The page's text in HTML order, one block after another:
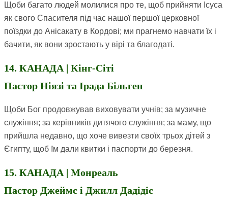
Щоби багато людей молилися про те, щоб прийняти Ісуса
як свого Спасителя під час нашої першої церковної
поїздки до Анісакату в Кордові; ми прагнемо навчати їх і
бачити, як вони зростають у вірі та благодаті.
14. КАНАДА | Кінг-Сіті
Пастор Ніязі та Ірада Більген
Щоби Бог продовжував виховувати учнів; за музичне
служіння; за керівників дитячого служіння; за маму, що
прийшла недавно, що хоче вивезти своїх трьох дітей з
Єгипту, щоб їм дали квитки і паспорти до березня.
15. КАНАДА | Монреаль
Пастор Джеймс і Джилл Дадідіс